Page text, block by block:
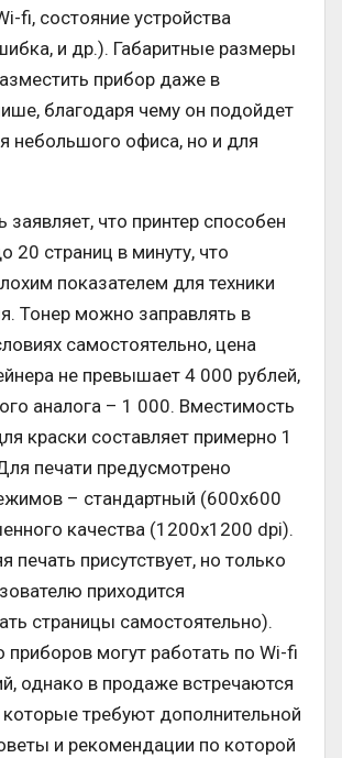
fi, состояние устройства
и др.). Габаритные размеры
прибор даже в
благодаря чему он подойдет
небольшого офиса, но и для
заявляет, что принтер способен
20 страниц в минуту, что
показателем для техники
Тонер можно заправлять в
самостоятельно, цена
не превышает 4 000 рублей,
аналога – 1 000. Вместимость
краски составляет примерно 1
печати предусмотрено
– стандартный (600х600
качества (1200х1200 dpi).
печать присутствует, но только
приходится
страницы самостоятельно).
приборов могут работать по Wi-fi
однако в продаже встречаются
требуют дополнительной
и рекомендации по которой